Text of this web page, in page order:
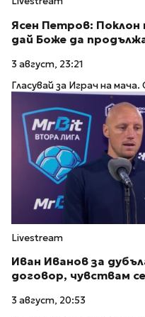
Ясен Петров: Поклон
дай Боже да
3 август, 23:21
Гласувай за Играч на
Livestream
Иван Иванов за
договор, чувствам
3 август, 20:53